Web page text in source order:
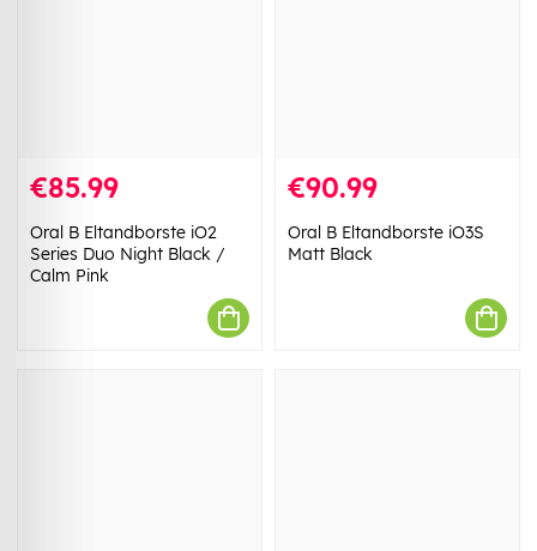
€85.99
Oral B Eltandborste iO2
Series Duo Night Black /
Calm Pink
€90.99
Oral B Eltandborste iO3S
Matt Black